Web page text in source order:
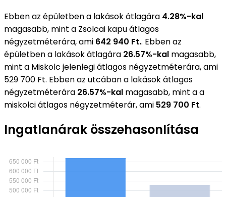
Ebben az épületben a lakások átlagára 4.28%-kal
magasabb, mint a Zsolcai kapu átlagos
négyzetméterára, ami 642 940 Ft.. Ebben az
épületben a lakások átlagára 26.57%-kal magasabb,
mint a Miskolc jelenlegi átlagos négyzetméterára, ami
529 700 Ft. Ebben az utcában a lakások átlagos
négyzetméterára 26.57%-kal magasabb, mint a a
miskolci átlagos négyzetméterár, ami 529 700 Ft.
Ingatlanárak összehasonlítása